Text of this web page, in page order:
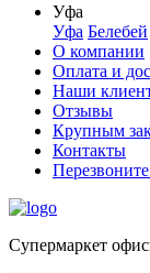
Уфа
Уфа Белебей
О компании
Оплата и
Наши
Отзывы
Крупным
Контакты
Cупермаркет